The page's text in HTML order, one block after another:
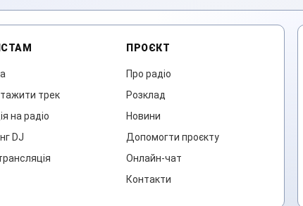
трек
на радіо
DJ
ПРОЄКТ
Про радіо
Розклад
Новини
Допомогти проєкту
Онлайн-чат
Контакти